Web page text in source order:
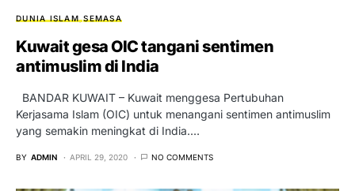
DUNIA ISLAM SEMASA
Kuwait gesa OIC tangani sentimen
antimuslim di India
BANDAR KUWAIT – Kuwait menggesa Pertubuhan
Kerjasama Islam (OIC) untuk menangani sentimen antimuslim
yang semakin meningkat di India.…
BY ADMIN APRIL 29, 2020 NO COMMENTS